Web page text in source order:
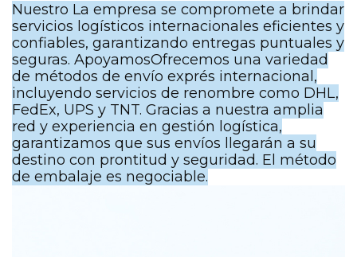
Nuestro La empresa se compromete a brindar
servicios logísticos internacionales eficientes y
confiables, garantizando entregas puntuales y
seguras. ApoyamosOfrecemos una variedad
de métodos de envío exprés internacional,
incluyendo servicios de renombre como DHL,
FedEx, UPS y TNT. Gracias a nuestra amplia
red y experiencia en gestión logística,
garantizamos que sus envíos llegarán a su
destino con prontitud y seguridad. El método
de embalaje es negociable.